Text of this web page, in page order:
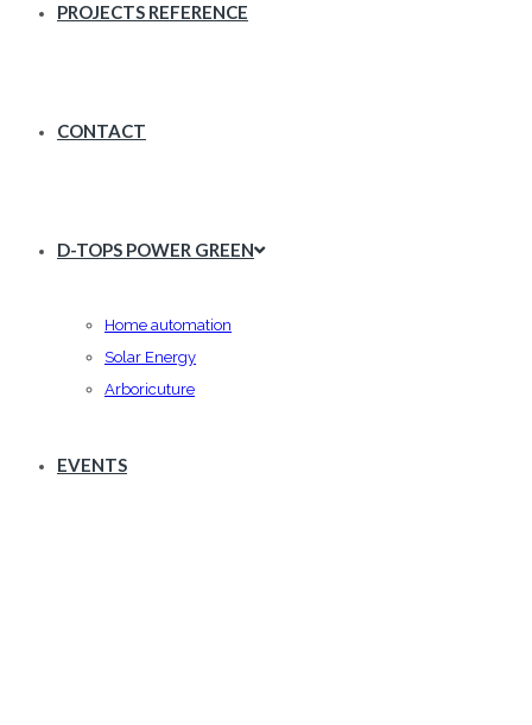
PROJECTS REFERENCE
CONTACT
D-TOPS POWER GREEN
Home automation
Solar Energy
Arboricuture
EVENTS